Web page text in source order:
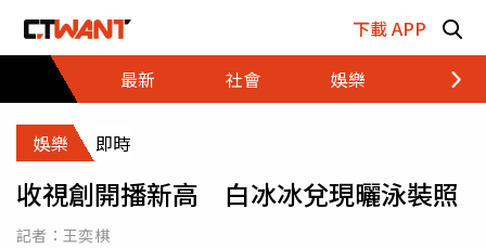
下載 APP
最新
社會 娛樂 財經
娛樂 即時
收視創開播新高 白冰冰兌現曬泳裝照
記者： 王奕棋